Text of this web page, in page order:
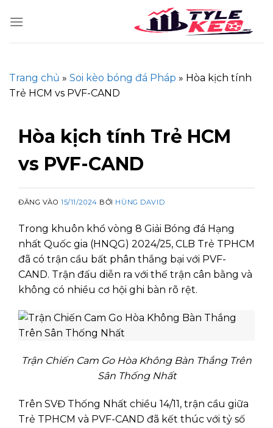
Trang chủ » Soi kèo bóng đá Pháp » Hòa kịch tính
Trẻ HCM vs PVF-CAND
Hòa kịch tính Trẻ HCM
vs PVF-CAND
ĐĂNG VÀO15/11/2024 BỞI HÙNG DAVID
Trong khuôn khổ vòng 8 Giải Bóng đá Hạng
nhất Quốc gia (HNQG) 2024/25, CLB Trẻ TPHCM
đã có trận cầu bất phân thắng bại với PVF-
CAND. Trận đấu diễn ra với thế trận cân bằng và
không có nhiều cơ hội ghi bàn rõ rệt.
Trận Chiến Cam Go Hòa Không Bàn Thắng Trên
Sân Thống Nhất
Trên SVĐ Thống Nhất chiều 14/11, trận cầu giữa
Trẻ TPHCM và PVF-CAND đã kết thúc với tỷ số